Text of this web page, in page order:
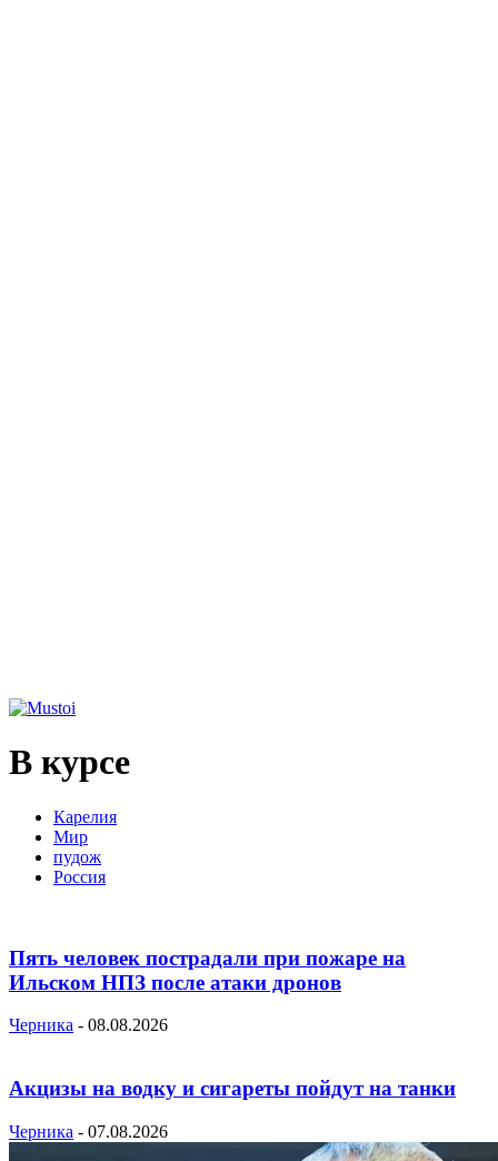
В курсе
Карелия
Мир
пудож
Россия
Пять человек пострадали при пожаре на
Ильском НПЗ после атаки дронов
Черника - 08.08.2026
Акцизы на водку и сигареты пойдут на танки
Черника - 07.08.2026